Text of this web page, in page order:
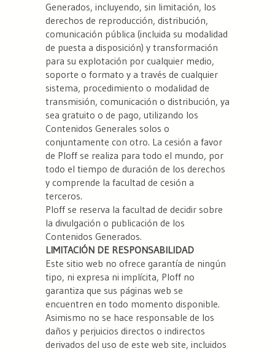
Generados, incluyendo, sin limitación, los
derechos de reproducción, distribución,
comunicación pública (incluida su modalidad
de puesta a disposición) y transformación
para su explotación por cualquier medio,
soporte o formato y a través de cualquier
sistema, procedimiento o modalidad de
transmisión, comunicación o distribución, ya
sea gratuito o de pago, utilizando los
Contenidos Generales solos o
conjuntamente con otro. La cesión a favor
de Ploff se realiza para todo el mundo, por
todo el tiempo de duración de los derechos
y comprende la facultad de cesión a
terceros.
Ploff se reserva la facultad de decidir sobre
la divulgación o publicación de los
Contenidos Generados.
LIMITACIÓN DE RESPONSABILIDAD
Este sitio web no ofrece garantía de ningún
tipo, ni expresa ni implícita, Ploff no
garantiza que sus páginas web se
encuentren en todo momento disponible.
Asimismo no se hace responsable de los
daños y perjuicios directos o indirectos
derivados del uso de este web site, incluidos